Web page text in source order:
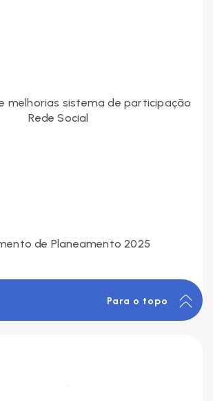
melhorias sistema de participação
Rede Social
de Planeamento 2025
Para o topo